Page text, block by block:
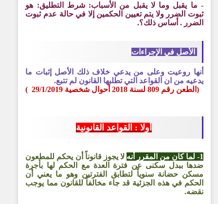
- ما يقبل وما لا يقبل من الأسباب: شرط التطليق: هو
ثبوت الضرر ولا يتم تعيين الحكمين إلا في حالة عدم ثبوت
الضرر . أساس ذلك؟.
الأصل في الإجراءات
أنها روعيت وعلى من يدعي خلاف ذلك الأصل إثبات ما
يدعيه من ان القواعد التي تطلبها القانون لم تتبع.
(الطعن رقم 809 لسنة 2018 أحوال شخصية 29/1/2019 )
أولا : القواعد القانونية
1- لما كان من المقرر أنه
لا يجوز قانوناً أن يحكم للمطعون
ضدها ببدل سكنى عن فترة العدة مع الحكم لها بأجرة
مسكن حضانة سنوياً لتطابق الفترتين وهو ما يعني أن
الحكم في هذه الجزئية قد جاء مخالفاً للقانون مما يوجب
نقضه.